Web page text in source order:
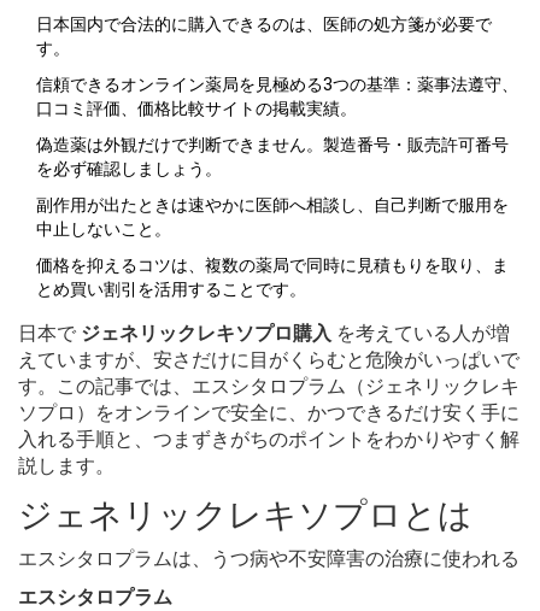
日本国内で合法的に購入できるのは、医師の処方箋が必要で
す。
信頼できるオンライン薬局を見極める3つの基準：薬事法遵守、
口コミ評価、価格比較サイトの掲載実績。
偽造薬は外観だけで判断できません。製造番号・販売許可番号
を必ず確認しましょう。
副作用が出たときは速やかに医師へ相談し、自己判断で服用を
中止しないこと。
価格を抑えるコツは、複数の薬局で同時に見積もりを取り、ま
とめ買い割引を活用することです。
日本で ジェネリックレキソプロ購入 を考えている人が増
えていますが、安さだけに目がくらむと危険がいっぱいで
す。この記事では、エスシタロプラム（ジェネリックレキ
ソプロ）をオンラインで安全に、かつできるだけ安く手に
入れる手順と、つまずきがちのポイントをわかりやすく解
説します。
ジェネリックレキソプロとは
エスシタロプラムは、うつ病や不安障害の治療に使われる
エスシタロプラム